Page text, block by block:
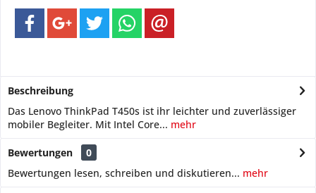
Beschreibung
Das Lenovo ThinkPad T450s ist ihr leichter und zuverlässiger
mobiler Begleiter. Mit Intel Core... mehr
Bewertungen
0
Bewertungen lesen, schreiben und diskutieren... mehr